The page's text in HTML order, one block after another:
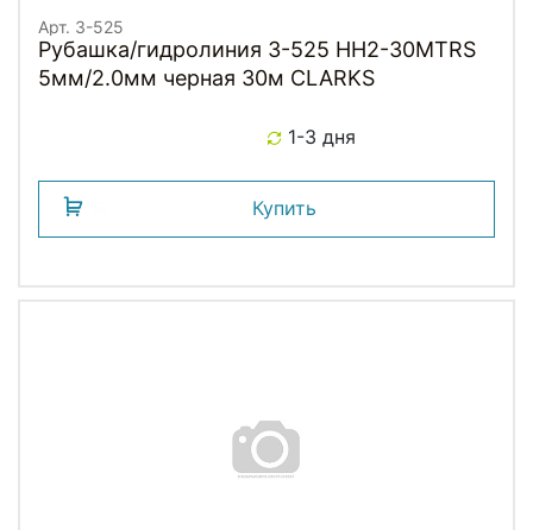
Арт. 3-525
Рубашка/гидролиния 3-525 HH2-30MTRS
5мм/2.0мм черная 30м CLARKS
1-3 дня
Купить